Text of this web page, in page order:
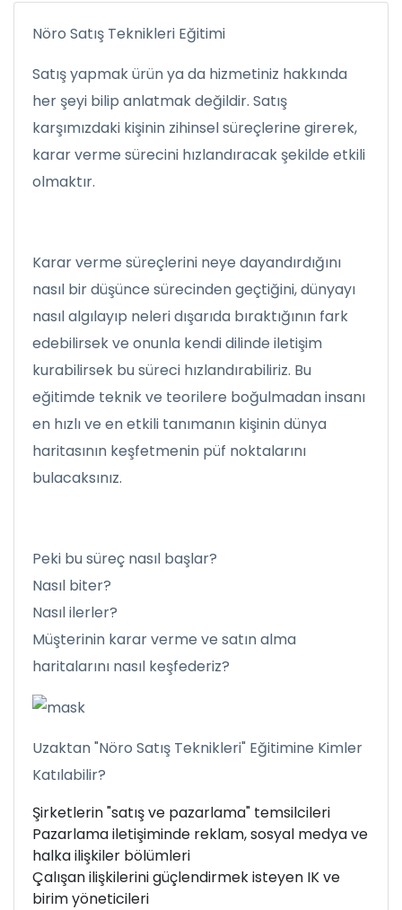
Nöro Satış Teknikleri Eğitimi
Satış yapmak ürün ya da hizmetiniz hakkında
her şeyi bilip anlatmak değildir. Satış
karşımızdaki kişinin zihinsel süreçlerine girerek,
karar verme sürecini hızlandıracak şekilde etkili
olmaktır.
Karar verme süreçlerini neye dayandırdığını
nasıl bir düşünce sürecinden geçtiğini, dünyayı
nasıl algılayıp neleri dışarıda bıraktığının fark
edebilirsek ve onunla kendi dilinde iletişim
kurabilirsek bu süreci hızlandırabiliriz. Bu
eğitimde teknik ve teorilere boğulmadan insanı
en hızlı ve en etkili tanımanın kişinin dünya
haritasının keşfetmenin püf noktalarını
bulacaksınız.
Peki bu süreç nasıl başlar?
Nasıl biter?
Nasıl ilerler?
Müşterinin karar verme ve satın alma
haritalarını nasıl keşfederiz?
Uzaktan "Nöro Satış Teknikleri" Eğitimine Kimler
Katılabilir?
Şirketlerin "satış ve pazarlama" temsilcileri
Pazarlama iletişiminde reklam, sosyal medya ve
halka ilişkiler bölümleri
Çalışan ilişkilerini güçlendirmek isteyen IK ve
birim yöneticileri